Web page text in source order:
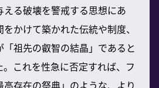
る破壊を警戒する思想にあ
かけて築かれた伝統や制度、
祖先の叡智の結晶」であると
これを性急に否定すれば、フ
存在の祭典」のような、より